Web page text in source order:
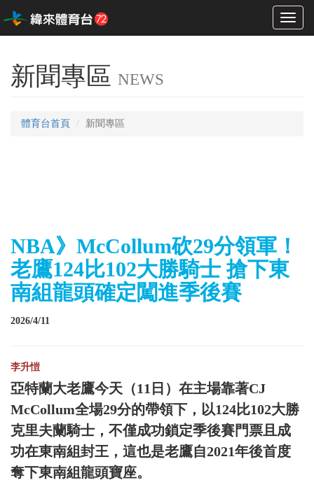
Toggle
新聞專區 NEWS
體育台首頁 新聞專區
NBA》McCollum砍29分領軍！
老鷹124比102大勝騎士 搶下東
南組龍頭確定闖進季後賽
2026/4/11
李升愷
亞特蘭大老鷹今天（11日）在主場靠著CJ
McCollum全場29分的帶領下，以124比102大勝
克里夫蘭騎士，不僅成功鎖定季後賽門票且成
功在東南組封王，這也是老鷹自2021年後首度
奪下東南組龍頭寶座。